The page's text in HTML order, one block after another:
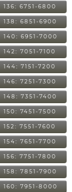
136: 6751-6800
138: 6851-6900
140: 6951-7000
142: 7051-7100
144: 7151-7200
146: 7251-7300
148: 7351-7400
150: 7451-7500
152: 7551-7600
154: 7651-7700
156: 7751-7800
158: 7851-7900
160: 7951-8000